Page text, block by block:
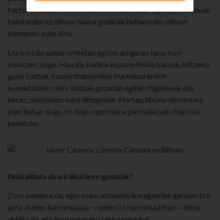
hartzeko babes-leku antzeko bat da... Gaur egungo munduak
baloratzen ez dituen baina gizakiak beharrezko dituen
elementu asko ditu.
Eta hori da azken urteetan egiten ari garen lana, hori
eskatzen zaigu. Hau da, badira espazio fisiko batzuk, biltzeko
gune batzuk, komunitatearekin eta kulturarekin
konektatzeko leku batzuk gozarazi egiten digutenak eta,
beraz, mantendu nahi ditugunak. Hortaz, liburu-dendetara
joan behar dugu, ez dugu egun osoa pantaila bati itsatsita
pasatuko.
Nola aldatu dira irakurleen gustuak?
Zoro samarra da, egia esan; aldaketa ikaragarrien garaian bizi
gara. Azken hamarkadan —azken bi hamarkadetan— dena